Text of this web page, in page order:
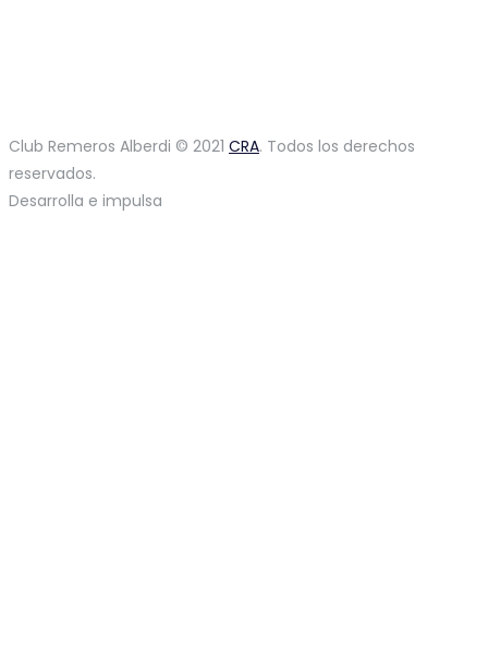
Club Remeros Alberdi © 2021 CRA. Todos los derechos
reservados.
Desarrolla e impulsa